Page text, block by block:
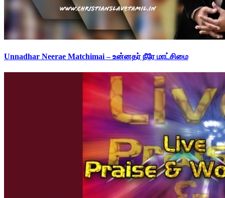
Unnadhar Neerae Matchimai – உன்னதர் நீரே மாட்சிமை